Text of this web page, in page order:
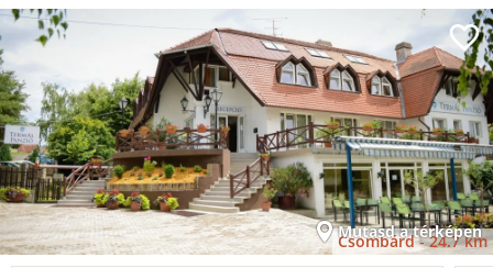
Mutasd a térképen
Csombárd -24.7 km